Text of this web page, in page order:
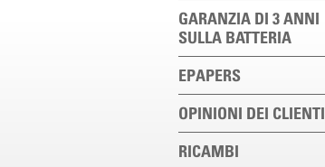
GARANZIA DI 3 ANNI
SULLA BATTERIA
EPAPERS
OPINIONI DEI CLIENTI
RICAMBI